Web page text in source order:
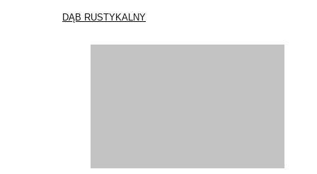
DĄB RUSTYKALNY